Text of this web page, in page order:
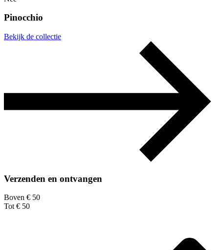
Pinocchio
Bekijk de collectie
Verzenden en ontvangen
Boven € 50
Tot € 50